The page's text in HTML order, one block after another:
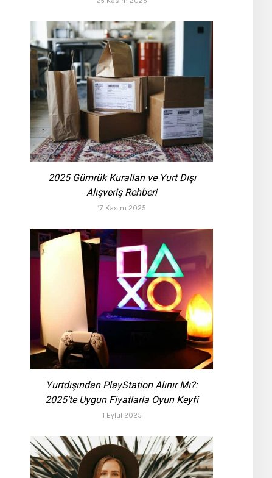
2025 Gümrük Kuralları ve Yurt Dışı
Alışveriş Rehberi
17 Kasım 2025
Yurtdışından PlayStation Alınır Mı?:
2025’te Uygun Fiyatlarla Oyun Keyfi
1 Eylül 2025